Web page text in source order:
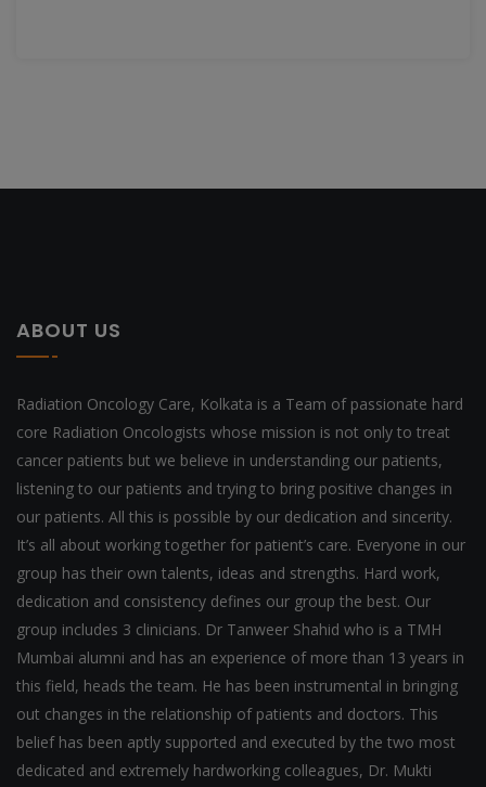
ABOUT US
Radiation Oncology Care, Kolkata is a Team of passionate hard
core Radiation Oncologists whose mission is not only to treat
cancer patients but we believe in understanding our patients,
listening to our patients and trying to bring positive changes in
our patients. All this is possible by our dedication and sincerity.
It’s all about working together for patient’s care. Everyone in our
group has their own talents, ideas and strengths. Hard work,
dedication and consistency defines our group the best. Our
group includes 3 clinicians. Dr Tanweer Shahid who is a TMH
Mumbai alumni and has an experience of more than 13 years in
this field, heads the team. He has been instrumental in bringing
out changes in the relationship of patients and doctors. This
belief has been aptly supported and executed by the two most
dedicated and extremely hardworking colleagues, Dr. Mukti